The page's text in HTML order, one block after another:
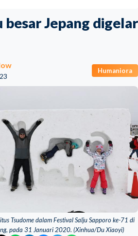
besar Jepang digelar
Humaniora
Tsudome dalam Festival Salju Sapporo ke-71 di
pada 31 Januari 2020. (Xinhua/Du Xiaoyi)